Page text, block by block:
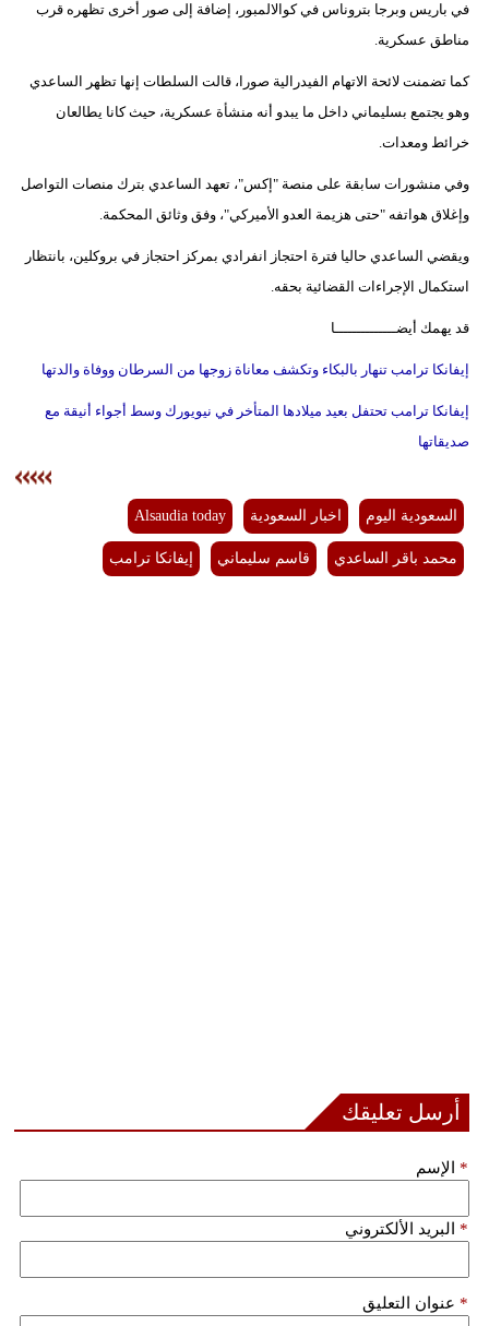
في باريس وبرجا بتروناس في كوالالمبور، إضافة إلى صور أخرى تظهره قرب
مناطق عسكرية.
كما تضمنت لائحة الاتهام الفيدرالية صورا، قالت السلطات إنها تظهر الساعدي
وهو يجتمع بسليماني داخل ما يبدو أنه منشأة عسكرية، حيث كانا يطالعان
خرائط ومعدات.
وفي منشورات سابقة على منصة "إكس"، تعهد الساعدي بترك منصات التواصل
وإغلاق هواتفه "حتى هزيمة العدو الأميركي"، وفق وثائق المحكمة.
ويقضي الساعدي حاليا فترة احتجاز انفرادي بمركز احتجاز في بروكلين، بانتظار
استكمال الإجراءات القضائية بحقه.
قد يهمك أيضــــــــــــــا
إيفانكا ترامب تنهار بالبكاء وتكشف معاناة زوجها من السرطان ووفاة والدتها
إيفانكا ترامب تحتفل بعيد ميلادها المتأخر في نيويورك وسط أجواء أنيقة مع
صديقاتها
السعودية اليوم اخبار السعودية Alsaudia today
محمد باقر الساعدي قاسم سليماني إيفانكا ترامب
أرسل تعليقك
الإسم *
البريد الألكتروني *
عنوان التعليق *